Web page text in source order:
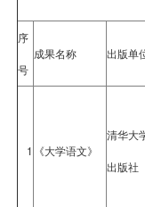
序
号
成果名称 出版单
1 《大学语文》
清华大
出版社